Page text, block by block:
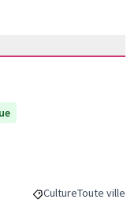
Filtrer les résultats
CultureFiltrer les
Toute ville